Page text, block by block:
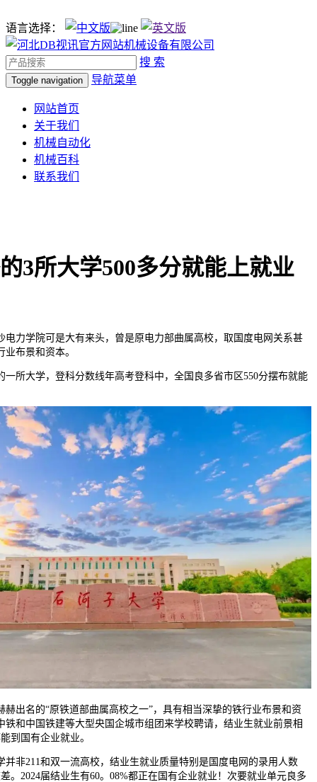
语言选择：
搜 索
Toggle navigation 导航菜单
网站首页
关于我们
机械自动化
机械百科
联系我们
3所大学500多分就能上就业
学院可是大有来头，曾是原电力部曲属高校，取国度电网关系甚
布景和资本。
大学，登科分数线年高考登科中，全国良多省市区550分摆布就能
名的“原铁道部曲属高校之一”，具有相当深挚的铁行业布景和资
铁和中国铁建等大型央国企城市组团来学校聘请，结业生就业前景相
到国有企业就业。
211和双一流高校，结业生就业质量特别是国度电网的录用人数
。2024届结业生有60。08%都正在国有企业就业！次要就业单元良多